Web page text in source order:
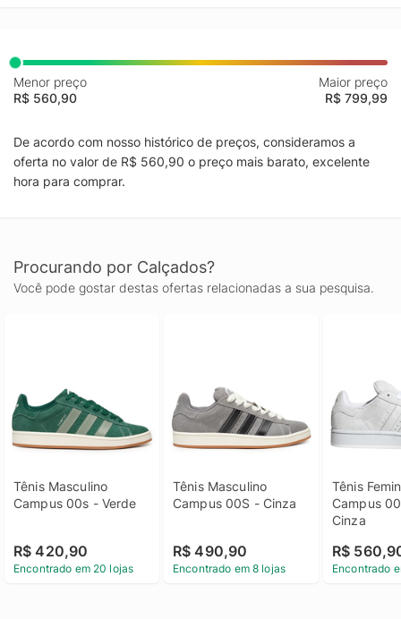
Menor preço
R$ 560,90
Maior preço
R$ 799,99
De acordo com nosso histórico de preços, consideramos a
oferta no valor de R$ 560,90 o preço mais barato, excelente
hora para comprar.
Procurando por Calçados?
Você pode gostar destas ofertas relacionadas a sua pesquisa.
Tênis Masculino
Campus 00s - Verde
R$ 420,90
Encontrado em 20 lojas
Tênis Masculino
Campus 00S - Cinza
R$ 490,90
Encontrado em 8 lojas
Tênis
Campus
Cinza
R$
Encontrado